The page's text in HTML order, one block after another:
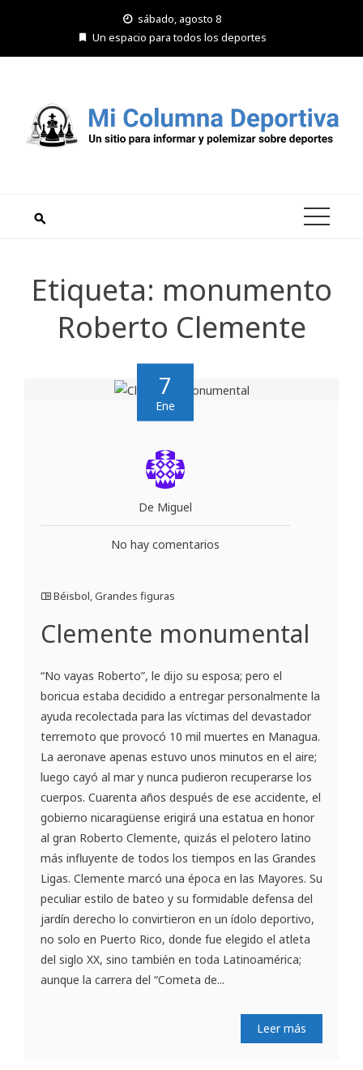
sábado, agosto 8
Un espacio para todos los deportes
Etiqueta: monumento
Roberto Clemente
7
Ene
De Miguel
No hay comentarios
Béisbol,Grandes figuras
Clemente monumental
“No vayas Roberto”, le dijo su esposa; pero el
boricua estaba decidido a entregar personalmente la
ayuda recolectada para las víctimas del devastador
terremoto que provocó 10 mil muertes en Managua.
La aeronave apenas estuvo unos minutos en el aire;
luego cayó al mar y nunca pudieron recuperarse los
cuerpos. Cuarenta años después de ese accidente, el
gobierno nicaragüense erigirá una estatua en honor
al gran Roberto Clemente, quizás el pelotero latino
más influyente de todos los tiempos en las Grandes
Ligas. Clemente marcó una época en las Mayores. Su
peculiar estilo de bateo y su formidable defensa del
jardín derecho lo convirtieron en un ídolo deportivo,
no solo en Puerto Rico, donde fue elegido el atleta
del siglo XX, sino también en toda Latinoamérica;
aunque la carrera del “Cometa de...
Leer más